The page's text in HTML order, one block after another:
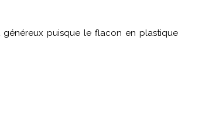
puisque le flacon en plastique